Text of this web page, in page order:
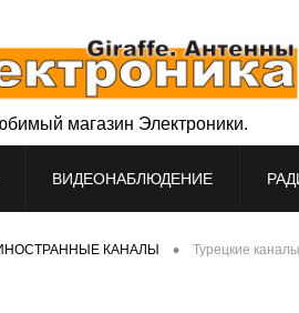
магазин Электроники.
ВИДЕОНАБЛЮДЕНИЕ
КАНАЛЫ • Турецкие каналы